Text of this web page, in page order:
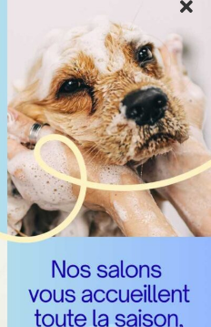
Dame
Pontoise
à Pontoise